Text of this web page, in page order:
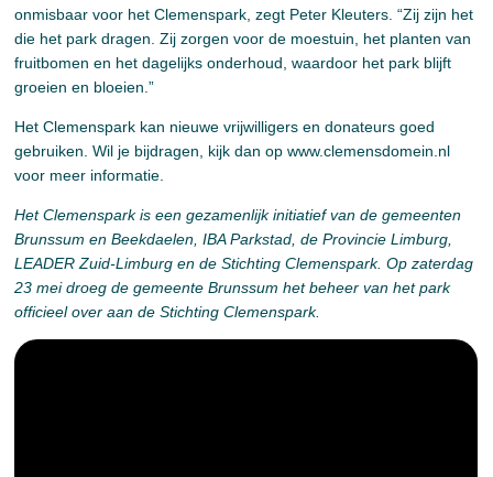
onmisbaar voor het Clemenspark, zegt Peter Kleuters. “Zij zijn het
die het park dragen. Zij zorgen voor de moestuin, het planten van
fruitbomen en het dagelijks onderhoud, waardoor het park blijft
groeien en bloeien.”
Het Clemenspark kan nieuwe vrijwilligers en donateurs goed
gebruiken. Wil je bijdragen, kijk dan op www.clemensdomein.nl
voor meer informatie.
Het Clemenspark is een gezamenlijk initiatief van de gemeenten
Brunssum en Beekdaelen, IBA Parkstad, de Provincie Limburg,
LEADER Zuid-Limburg en de Stichting Clemenspark. Op zaterdag
23 mei droeg de gemeente Brunssum het beheer van het park
officieel over aan de Stichting Clemenspark.